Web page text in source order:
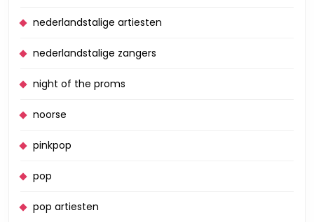
nederlandstalige artiesten
nederlandstalige zangers
night of the proms
noorse
pinkpop
pop
pop artiesten